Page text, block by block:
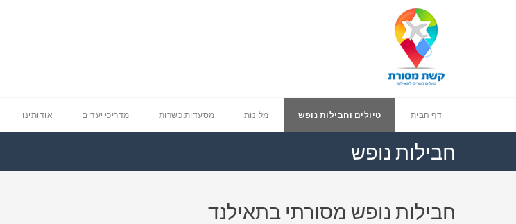
דף הבית טיולים וחבילות נופש מלונות מסעדות כשרות מדריכי יעדים אודותינו
חבילות נופש
חבילות נופש מסורתי בתאילנד